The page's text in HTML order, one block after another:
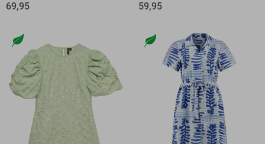
69,95
59,95